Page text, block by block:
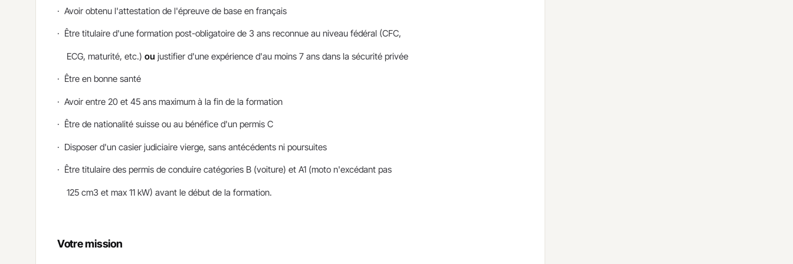
· Avoir obtenu l'attestation de l'épreuve de base en français
· Être titulaire d'une formation post-obligatoire de 3 ans reconnue au niveau fédéral (CFC,
ECG, maturité, etc.) ou justifier d'une expérience d'au moins 7 ans dans la sécurité privée
· Être en bonne santé
· Avoir entre 20 et 45 ans maximum à la fin de la formation
· Être de nationalité suisse ou au bénéfice d'un permis C
· Disposer d'un casier judiciaire vierge, sans antécédents ni poursuites
· Être titulaire des permis de conduire catégories B (voiture) et A1 (moto n'excédant pas
125 cm3 et max 11 kW) avant le début de la formation.
Votre mission